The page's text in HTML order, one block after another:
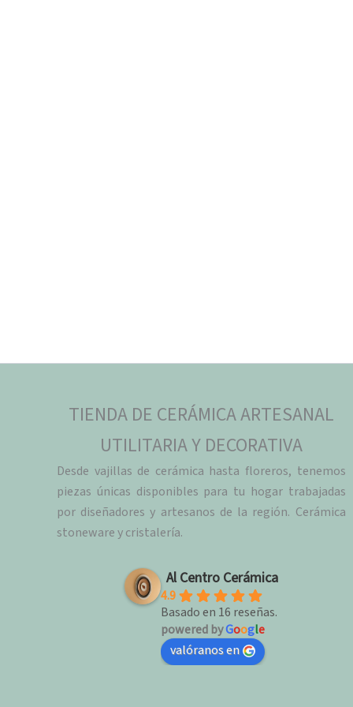
TIENDA DE CERÁMICA ARTESANAL
UTILITARIA Y DECORATIVA
Desde vajillas de cerámica hasta floreros, tenemos
piezas únicas disponibles para tu hogar trabajadas
por diseñadores y artesanos de la región. Cerámica
stoneware y cristalería.
Al Centro Cerámica
4.9
Basado en 16 reseñas.
powered byGoogle
valóranos en